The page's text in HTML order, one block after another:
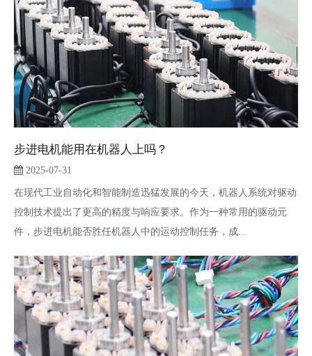
步进电机能用在机器人上吗？
2025-07-31
在现代工业自动化和智能制造迅猛发展的今天，机器人系统对驱动
控制技术提出了更高的精度与响应要求。作为一种常用的驱动元
件，步进电机能否胜任机器人中的运动控制任务，成...